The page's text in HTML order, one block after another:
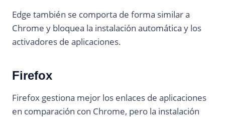
Edge también se comporta de forma similar a
Chrome y bloquea la instalación automática y los
activadores de aplicaciones.
Firefox
Firefox gestiona mejor los enlaces de aplicaciones
en comparación con Chrome, pero la instalación